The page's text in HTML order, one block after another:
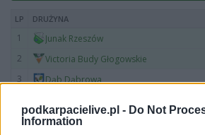
podkarpacielive.pl - Do Not
Information
LP DRUŻYNA
1 Junak Rzeszów
2
Victoria Budy Głogowskie
3
Dąb Dąbrowa
Zimowit Rzeszów